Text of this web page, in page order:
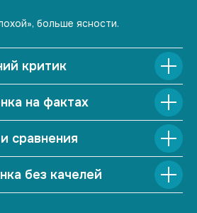
больше ясности.
критик
на фактах
сравнения
без качелей